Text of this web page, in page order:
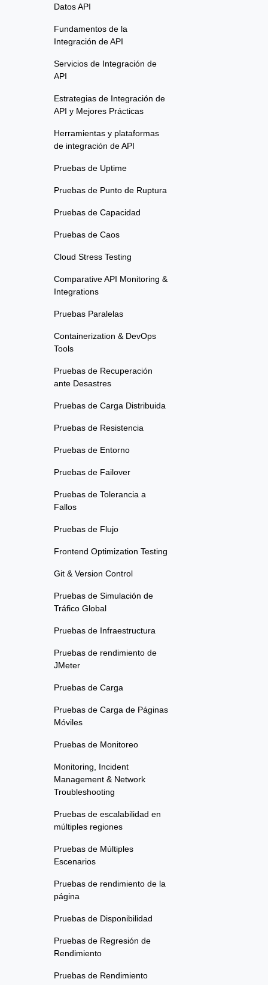
Datos API
Fundamentos de la
Integración de API
Servicios de Integración de
API
Estrategias de Integración de
API y Mejores Prácticas
Herramientas y plataformas
de integración de API
Pruebas de Uptime
Pruebas de Punto de Ruptura
Pruebas de Capacidad
Pruebas de Caos
Cloud Stress Testing
Comparative API Monitoring &
Integrations
Pruebas Paralelas
Containerization & DevOps
Tools
Pruebas de Recuperación
ante Desastres
Pruebas de Carga Distribuida
Pruebas de Resistencia
Pruebas de Entorno
Pruebas de Failover
Pruebas de Tolerancia a
Fallos
Pruebas de Flujo
Frontend Optimization Testing
Git & Version Control
Pruebas de Simulación de
Tráfico Global
Pruebas de Infraestructura
Pruebas de rendimiento de
JMeter
Pruebas de Carga
Pruebas de Carga de Páginas
Móviles
Pruebas de Monitoreo
Monitoring, Incident
Management & Network
Troubleshooting
Pruebas de escalabilidad en
múltiples regiones
Pruebas de Múltiples
Escenarios
Pruebas de rendimiento de la
página
Pruebas de Disponibilidad
Pruebas de Regresión de
Rendimiento
Pruebas de Rendimiento